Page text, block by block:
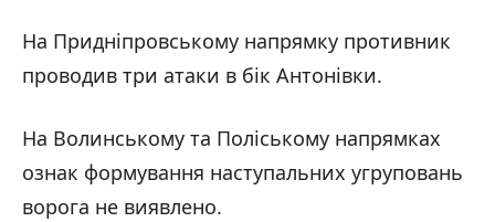
На Придніпровському напрямку противник
проводив три атаки в бік Антонівки.
На Волинському та Поліському напрямках
ознак формування наступальних угруповань
ворога не виявлено.